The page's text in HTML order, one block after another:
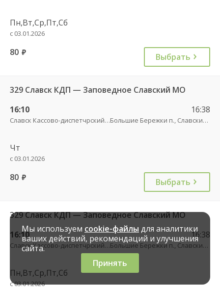
Пн,Вт,Ср,Пт,Сб
с 03.01.2026
80 руб. Выбрать
329 Славск КДП — Заповедное Славский МО
16:10
Славск Кассово-диспетчрский пункт
16:38
Большие Бережки п., Славский МО
Чт
с 03.01.2026
80 руб. Выбрать
329 Славск КДП — Заповедное Славский МО
16:10
Славск Кассово-диспетчрский пункт
16:38
Большие Бережки п., Славский МО
Пн,Вт,Ср,Пт,Сб
с 03.01.2026
Мы используем cookie-файлы для аналитики
ваших действий, рекомендаций и улучшения
сайта.
Принять